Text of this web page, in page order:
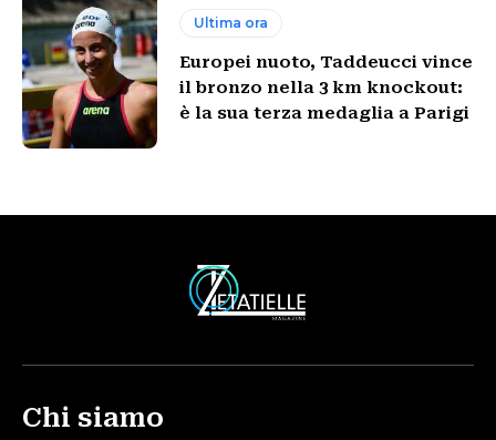
Ultima ora
Europei nuoto, Taddeucci vince
il bronzo nella 3 km knockout:
è la sua terza medaglia a Parigi
Chi siamo